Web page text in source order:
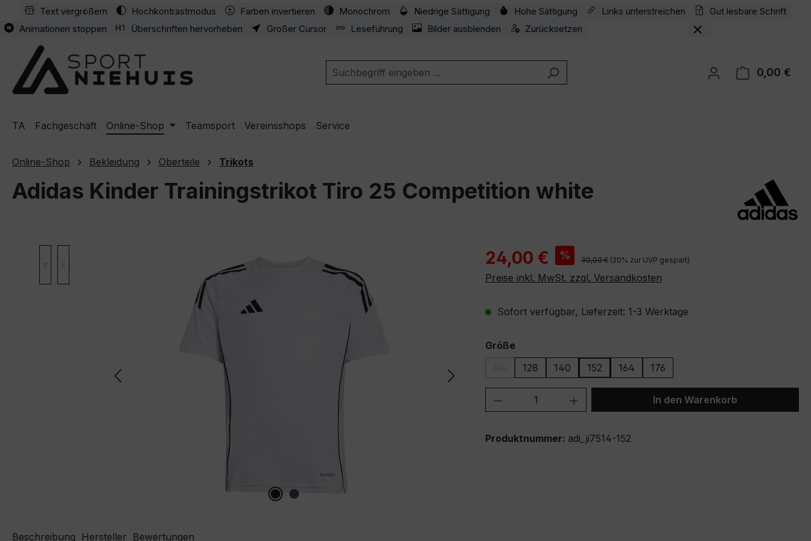
Hauptinhalt springen
Zur Suche springen
Zur Hauptnavigation springen
Text vergrößern Hochkontrastmodus Farben invertieren Monochrom Niedrige Sättigung Hohe Sättigung Links unterstreichen
Gut lesbare Schrift
Animationen stoppen
Überschriften hervorheben Großer Cursor Leseführung Bilder ausblenden Zurücksetzen
0,00 €
TA Fachgeschäft Online-Shop Teamsport Vereinsshops Service
Online-Shop Bekleidung Oberteile Trikots
Adidas Kinder Trainingstrikot Tiro 25 Competition white
Verkaufspreis:
24,00 € % Regulärer Preis:
30,00 € (20% zur UVP gespart)
Preise inkl. MwSt. zzgl. Versandkosten
Sofort verfügbar, Lieferzeit: 1-3 Werktage
Größeauswählen
(Diese Option ist zurzeit nicht verfügbar.)
128 140 152 164 176
Produkt Anzahl: Gib den gewünschten Wert
In den Warenkorb
Produktnummer: adi_ji7514-152
Beschreibung Hersteller Bewertungen